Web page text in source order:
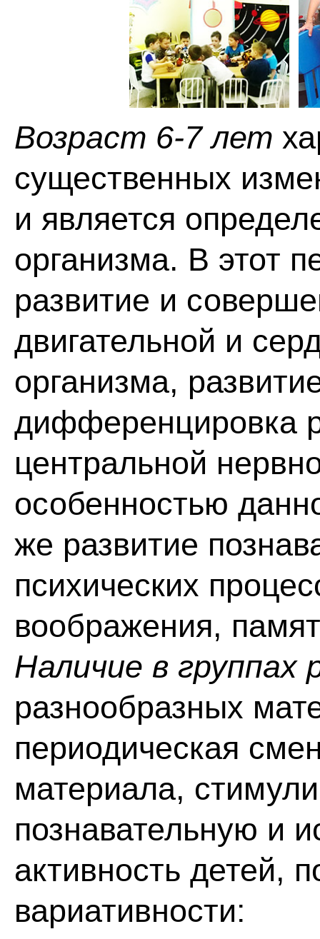
Возраст 6-7 лет
существенных
и является
организма. В этот
развитие и
двигательной и
организма,
дифференцировка
центральной
особенностью
же развитие
психических
воображения,
Наличие в группах
разнообразных
периодическая
материала,
познавательную и
активность детей,
вариативности: